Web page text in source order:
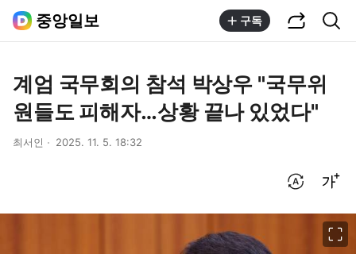
중앙일보 구독
계엄 국무회의 참석 박상우 "국무위
원들도 피해자…상황 끝나 있었다"
최서인 2025. 11. 5. 18:32